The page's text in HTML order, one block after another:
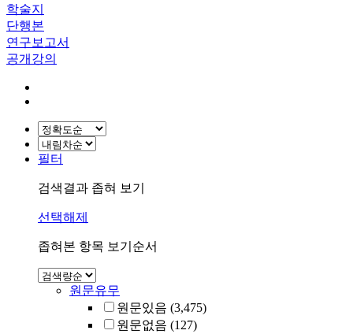
학술지
단행본
연구보고서
공개강의
필터
검색결과 좁혀 보기
선택해제
좁혀본 항목 보기순서
원문유무
원문있음 (3,475)
원문없음 (127)